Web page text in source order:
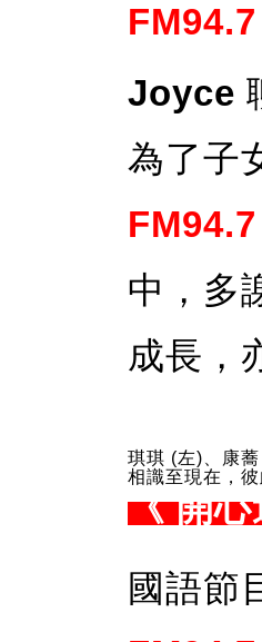
FM94.7
Joyce
為了子
FM94.7
中，多
成長，
琪琪 (左)、康
相識至現在，彼
《 開
國語節